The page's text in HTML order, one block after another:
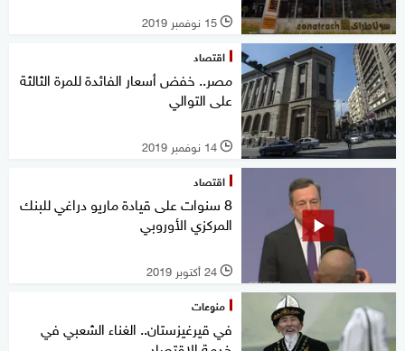
l 15 نوفمبر 2019
اقتصاد
مصر.. خفض أسعار الفائدة للمرة الثالثة
على التوالي
l 14 نوفمبر 2019
اقتصاد
8 سنوات على قيادة ماريو دراغي للبنك
المركزي الأوروبي
l 24 أكتوبر 2019
منوعات
في قيرغيزستان.. الغناء الشعبي في